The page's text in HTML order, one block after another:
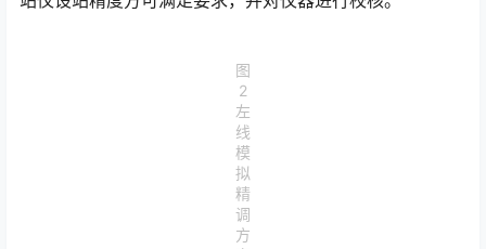
图
2
左
线
模
拟
精
调
方